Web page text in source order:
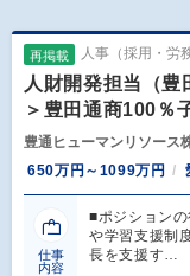
再掲載 人事（採用・労
人財開発担当（
＞豊田通商100％
豊通ヒューマンリソース
650万円～1099万円
仕事
内容
■ポジション
や学習支援制
長を支援す…